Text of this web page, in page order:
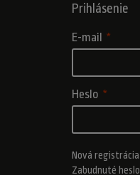
Prihlásenie
E-mail
Heslo
Nová registrácia
Zabudnuté heslo